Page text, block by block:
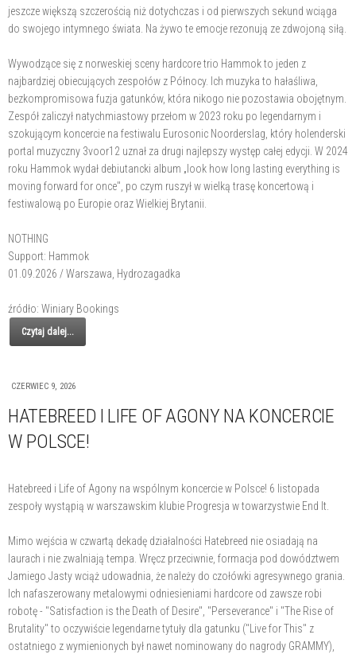
jeszcze większą szczerością niż dotychczas i od pierwszych sekund wciąga
do swojego intymnego świata. Na żywo te emocje rezonują ze zdwojoną siłą.
Wywodzące się z norweskiej sceny hardcore trio Hammok to jeden z
najbardziej obiecujących zespołów z Północy. Ich muzyka to hałaśliwa,
bezkompromisowa fuzja gatunków, która nikogo nie pozostawia obojętnym.
Zespół zaliczył natychmiastowy przełom w 2023 roku po legendarnym i
szokującym koncercie na festiwalu Eurosonic Noorderslag, który holenderski
portal muzyczny 3voor12 uznał za drugi najlepszy występ całej edycji. W 2024
roku Hammok wydał debiutancki album „look how long lasting everything is
moving forward for once", po czym ruszył w wielką trasę koncertową i
festiwalową po Europie oraz Wielkiej Brytanii.
NOTHING
Support: Hammok
01.09.2026 / Warszawa, Hydrozagadka
źródło: Winiary Bookings
Czytaj dalej...
CZERWIEC 9, 2026
HATEBREED I LIFE OF AGONY NA KONCERCIE
W POLSCE!
Hatebreed i Life of Agony na wspólnym koncercie w Polsce! 6 listopada
zespoły wystąpią w warszawskim klubie Progresja w towarzystwie End It.
Mimo wejścia w czwartą dekadę działalności Hatebreed nie osiadają na
laurach i nie zwalniają tempa. Wręcz przeciwnie, formacja pod dowództwem
Jamiego Jasty wciąż udowadnia, że należy do czołówki agresywnego grania.
Ich nafaszerowany metalowymi odniesieniami hardcore od zawsze robi
robotę - "Satisfaction is the Death of Desire", "Perseverance" i "The Rise of
Brutality" to oczywiście legendarne tytuły dla gatunku ("Live for This" z
ostatniego z wymienionych był nawet nominowany do nagrody GRAMMY),